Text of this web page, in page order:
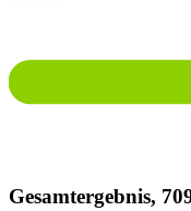
Gesamtergebnis,